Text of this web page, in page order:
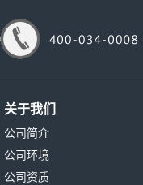
关于我们
公司简介
公司环境
公司资质